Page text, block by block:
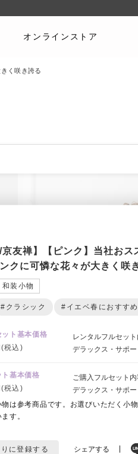
オンラインストア
く咲き誇る
/京友禅】【ピンク】当社おス
クに可憐な花々が大きく咲
和装小物
#クラシック #イエベ春におすすめ
ット基本価格
(税込)
レンタルフルセッ
デラックス・サポ
基本価格
(税込)
ご購入フルセット
デラックス・サポ
物は参考商品です。お選びいただく小
す。
に登録する シェアする